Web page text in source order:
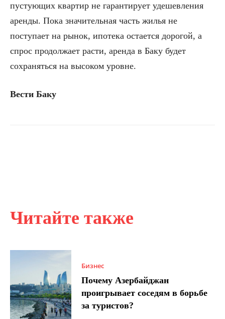
Читайте также
Бизнес
Почему Азербайджан
проигрывает соседям в борьбе
за туристов?
пустующих квартир не гарантирует удешевления
аренды. Пока значительная часть жилья не
поступает на рынок, ипотека остается дорогой, а
спрос продолжает расти, аренда в Баку будет
сохраняться на высоком уровне.
Вести Баку